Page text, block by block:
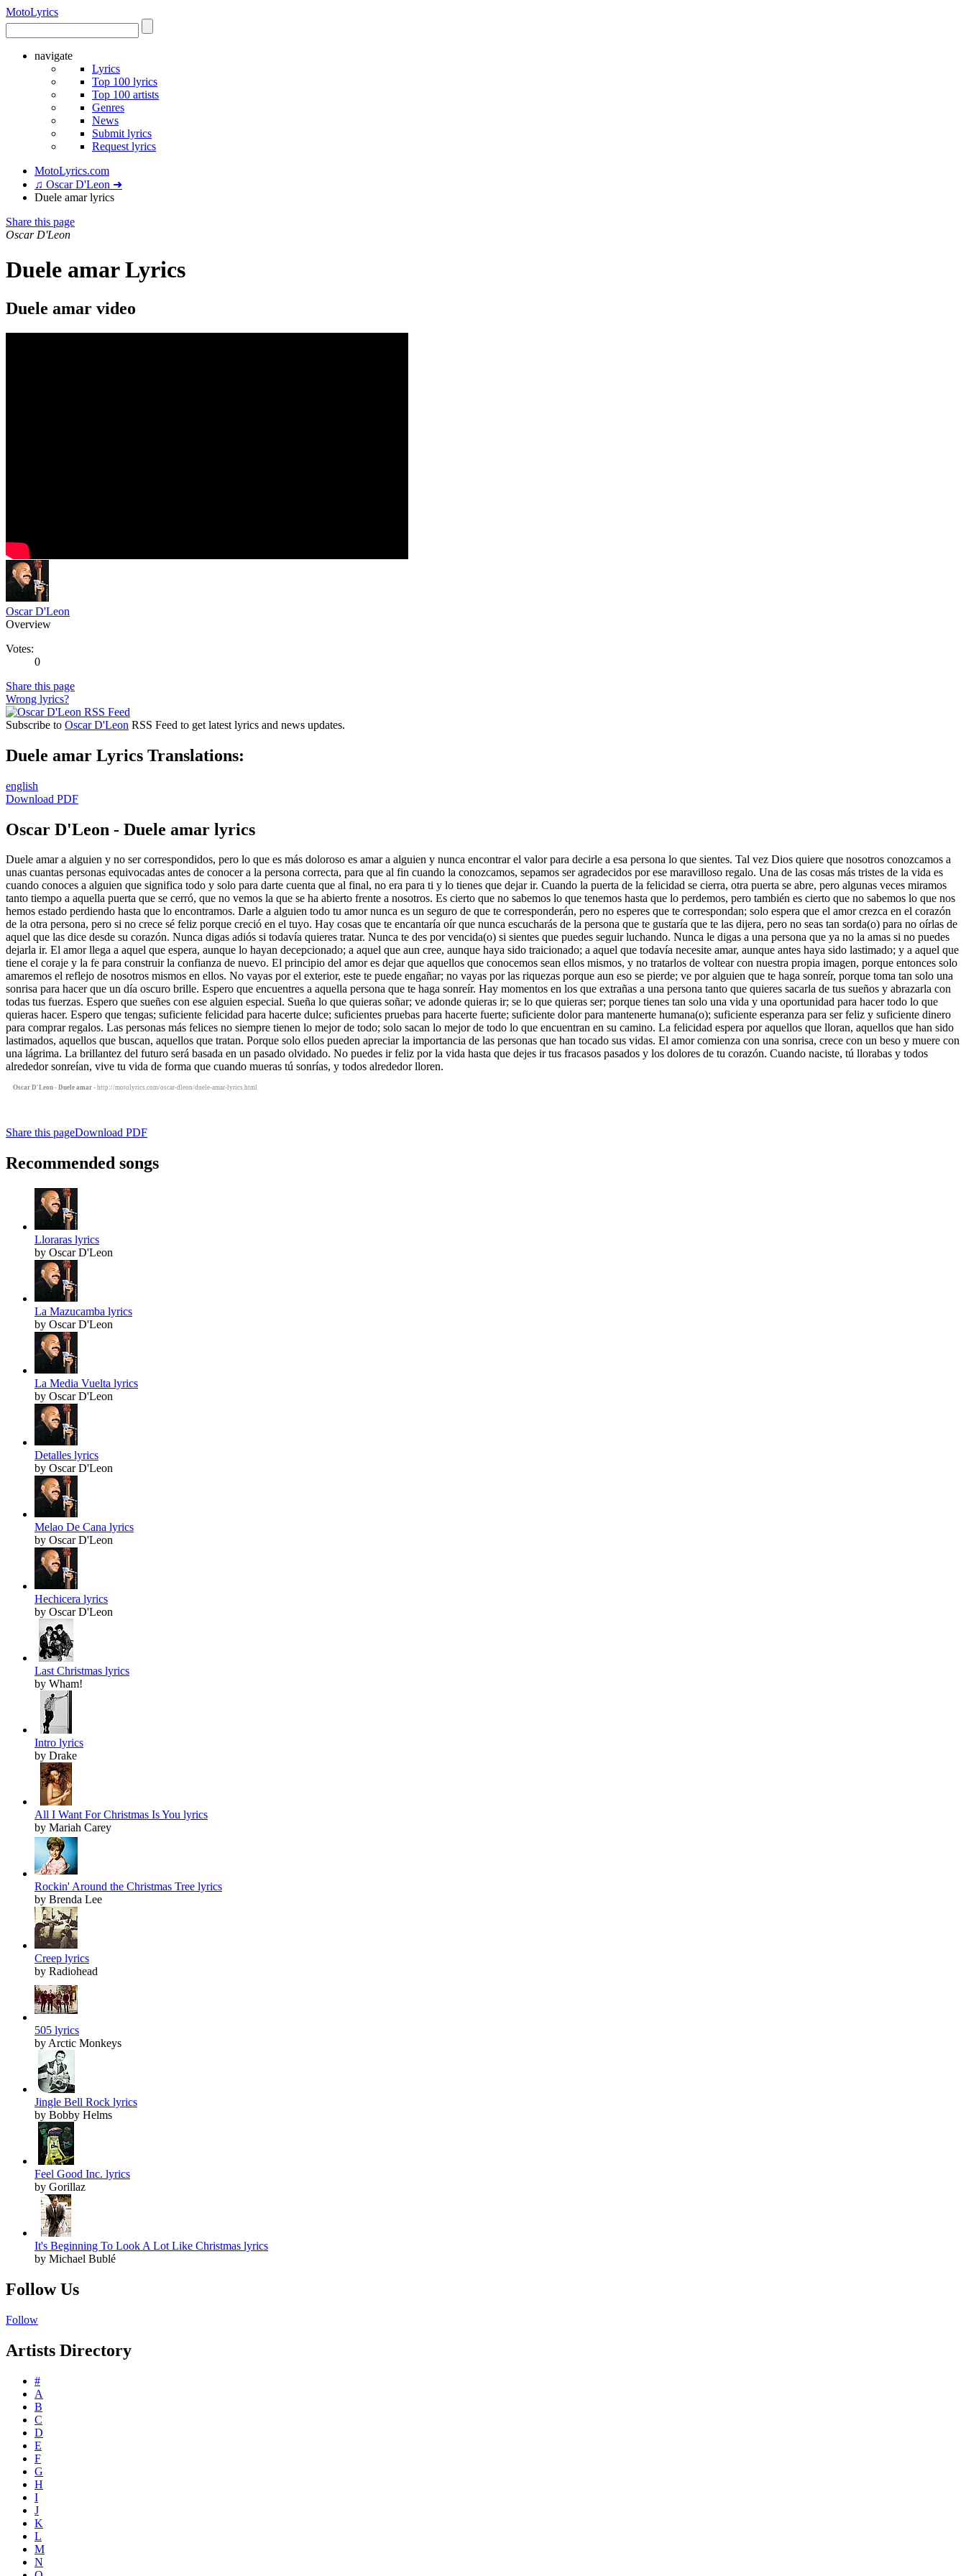
MotoLyrics
navigate
Lyrics
Top 100 lyrics
Top 100 artists
Genres
News
Submit lyrics
Request lyrics
MotoLyrics.com
♫ Oscar D'Leon ➜
Duele amar lyrics
Share this page
Oscar D'Leon
Duele amar Lyrics
Duele amar video
Oscar D'Leon
Overview
Votes:
0
Share this page
Wrong lyrics?
Subscribe to Oscar D'Leon RSS Feed to get latest lyrics and news updates.
Duele amar Lyrics Translations:
english
Download PDF
Oscar D'Leon - Duele amar lyrics
Duele amar a alguien y no ser correspondidos, pero lo que es más doloroso es amar a alguien y nunca encontrar el valor para decirle a esa persona lo que sientes. Tal vez Dios quiere que nosotros conozcamos a
unas cuantas personas equivocadas antes de conocer a la persona correcta, para que al fin cuando la conozcamos, sepamos ser agradecidos por ese maravilloso regalo. Una de las cosas más tristes de la vida es
cuando conoces a alguien que significa todo y solo para darte cuenta que al final, no era para ti y lo tienes que dejar ir. Cuando la puerta de la felicidad se cierra, otra puerta se abre, pero algunas veces miramos
tanto tiempo a aquella puerta que se cerró, que no vemos la que se ha abierto frente a nosotros. Es cierto que no sabemos lo que tenemos hasta que lo perdemos, pero también es cierto que no sabemos lo que nos
hemos estado perdiendo hasta que lo encontramos. Darle a alguien todo tu amor nunca es un seguro de que te corresponderán, pero no esperes que te correspondan; solo espera que el amor crezca en el corazón
de la otra persona, pero si no crece sé feliz porque creció en el tuyo. Hay cosas que te encantaría oír que nunca escucharás de la persona que te gustaría que te las dijera, pero no seas tan sorda(o) para no oírlas de
aquel que las dice desde su corazón. Nunca digas adiós si todavía quieres tratar. Nunca te des por vencida(o) si sientes que puedes seguir luchando. Nunca le digas a una persona que ya no la amas si no puedes
dejarla ir. El amor llega a aquel que espera, aunque lo hayan decepcionado; a aquel que aun cree, aunque haya sido traicionado; a aquel que todavía necesite amar, aunque antes haya sido lastimado; y a aquel que
tiene el coraje y la fe para construir la confianza de nuevo. El principio del amor es dejar que aquellos que conocemos sean ellos mismos, y no tratarlos de voltear con nuestra propia imagen, porque entonces solo
amaremos el reflejo de nosotros mismos en ellos. No vayas por el exterior, este te puede engañar; no vayas por las riquezas porque aun eso se pierde; ve por alguien que te haga sonreír, porque toma tan solo una
sonrisa para hacer que un día oscuro brille. Espero que encuentres a aquella persona que te haga sonreír. Hay momentos en los que extrañas a una persona tanto que quieres sacarla de tus sueños y abrazarla con
todas tus fuerzas. Espero que sueñes con ese alguien especial. Sueña lo que quieras soñar; ve adonde quieras ir; se lo que quieras ser; porque tienes tan solo una vida y una oportunidad para hacer todo lo que
quieras hacer. Espero que tengas; suficiente felicidad para hacerte dulce; suficientes pruebas para hacerte fuerte; suficiente dolor para mantenerte humana(o); suficiente esperanza para ser feliz y suficiente dinero
para comprar regalos. Las personas más felices no siempre tienen lo mejor de todo; solo sacan lo mejor de todo lo que encuentran en su camino. La felicidad espera por aquellos que lloran, aquellos que han sido
lastimados, aquellos que buscan, aquellos que tratan. Porque solo ellos pueden apreciar la importancia de las personas que han tocado sus vidas. El amor comienza con una sonrisa, crece con un beso y muere con
una lágrima. La brillantez del futuro será basada en un pasado olvidado. No puedes ir feliz por la vida hasta que dejes ir tus fracasos pasados y los dolores de tu corazón. Cuando naciste, tú llorabas y todos
alrededor sonreían, vive tu vida de forma que cuando mueras tú sonrías, y todos alrededor lloren.
Oscar D'Leon - Duele amar - http://motolyrics.com/oscar-dleon/duele-amar-lyrics.html
Share this pageDownload PDF
Recommended songs
Lloraras lyrics
by Oscar D'Leon
La Mazucamba lyrics
by Oscar D'Leon
La Media Vuelta lyrics
by Oscar D'Leon
Detalles lyrics
by Oscar D'Leon
Melao De Cana lyrics
by Oscar D'Leon
Hechicera lyrics
by Oscar D'Leon
Last Christmas lyrics
by Wham!
Intro lyrics
by Drake
All I Want For Christmas Is You lyrics
by Mariah Carey
Rockin' Around the Christmas Tree lyrics
by Brenda Lee
Creep lyrics
by Radiohead
505 lyrics
by Arctic Monkeys
Jingle Bell Rock lyrics
by Bobby Helms
Feel Good Inc. lyrics
by Gorillaz
It's Beginning To Look A Lot Like Christmas lyrics
by Michael Bublé
Follow Us
Follow
Artists Directory
#
A
B
C
D
E
F
G
H
I
J
K
L
M
N